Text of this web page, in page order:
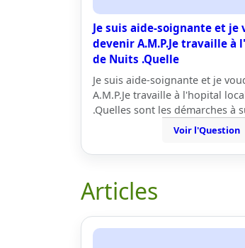
Je suis aide-soignante et je
devenir A.M.P.Je travaille à
de Nuits .Quelle
Je suis aide-soignante et je
A.M.P.Je travaille à l'hopital
.Quelles sont les démarches à
Voir l'Question
Articles